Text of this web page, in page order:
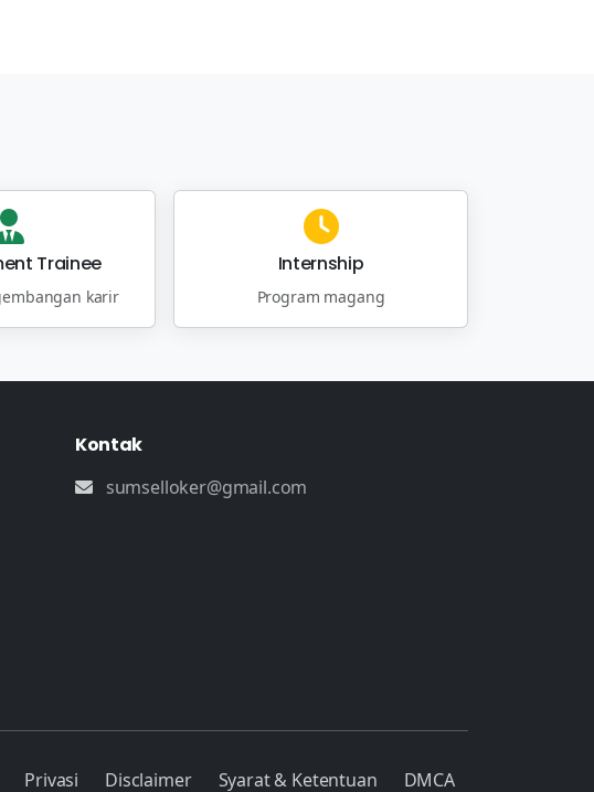
Trainee
karir
Internship
Program magang
Kontak
sumselloker@gmail.com
Privasi Disclaimer Syarat & Ketentuan DMCA